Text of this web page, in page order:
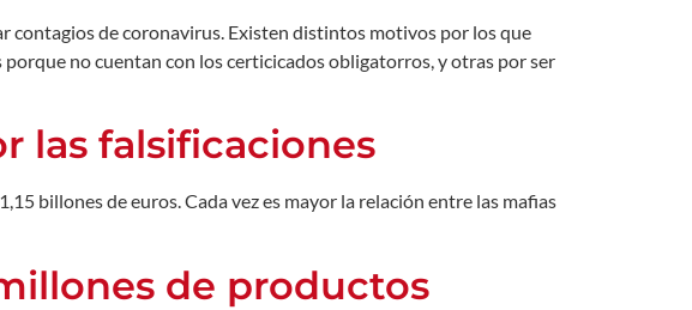
contagios de coronavirus. Existen distintos motivos por los que
no cuentan con los certicicados obligatorros, y otras por ser
las falsificaciones
billones de euros. Cada vez es mayor la relación entre las mafias
de productos